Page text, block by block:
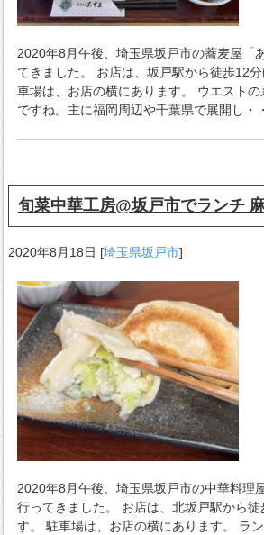
2020年8月午後、埼玉県坂戸市の蕎麦屋「
てきました。 お店は、坂戸駅から徒歩12
車場は、お店の横にあります。 ウエスト
ですね。主に福岡周辺や千葉県で展開し・
旬菜中華工房@坂戸市でランチ
2020年8月18日 [埼玉県坂戸市]
2020年8月午後、埼玉県坂戸市の中華料理
行ってきました。 お店は、北坂戸駅から
す。 駐車場は、お店の横にあります。 ラ